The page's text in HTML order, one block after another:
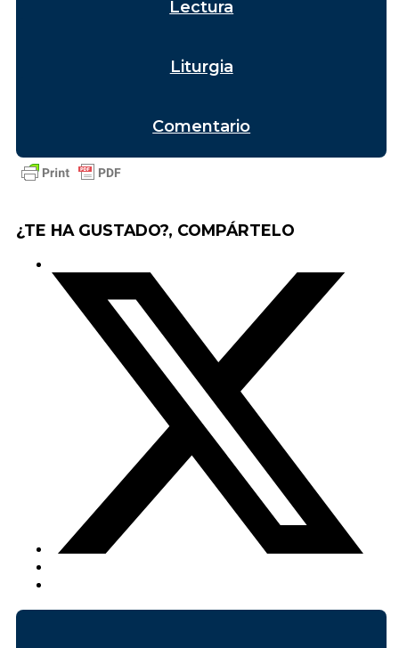
Lectura
Liturgia
Comentario
¿TE HA GUSTADO?, COMPÁRTELO